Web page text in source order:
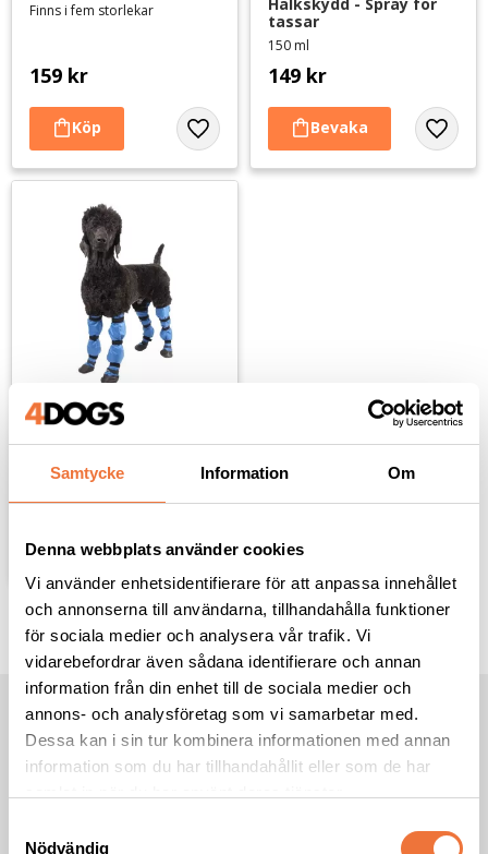
Samtycke Information Om
Denna webbplats använder cookies
Vi använder enhetsidentifierare för att anpassa innehållet
och annonserna till användarna, tillhandahålla funktioner
för sociala medier och analysera vår trafik. Vi
vidarebefordrar även sådana identifierare och annan
information från din enhet till de sociala medier och
annons- och analysföretag som vi samarbetar med.
Dessa kan i sin tur kombinera informationen med annan
information som du har tillhandahållit eller som de har
Nödvändig
Finns i fem storlekar
159 kr
Lägg till i favoriter
tassar
150 ml
149 kr
Lägg
Show Tech Skyddsboots
599kr
Lägg till i favoriter
NYHETSBREV